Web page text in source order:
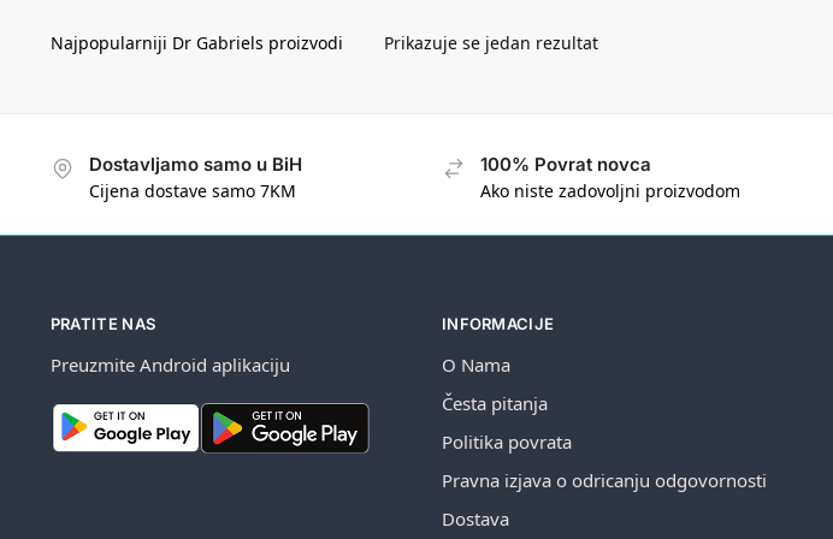
Prikazuje se jedan rezultat
Dostavljamo samo u BiH
Cijena dostave samo 7KM
100% Povrat novca
Ako niste zadovoljni proizvodom
PRATITE NAS
Preuzmite Android aplikaciju
INFORMACIJE
O Nama
Česta pitanja
Politika povrata
Pravna izjava o odricanju odgovornosti
Dostava